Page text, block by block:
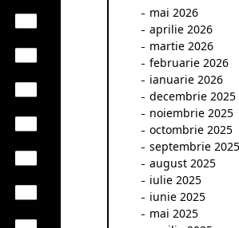
mai 2026
aprilie 2026
martie 2026
februarie 2026
ianuarie 2026
decembrie 2025
noiembrie 2025
octombrie 2025
septembrie 2025
august 2025
iulie 2025
iunie 2025
mai 2025